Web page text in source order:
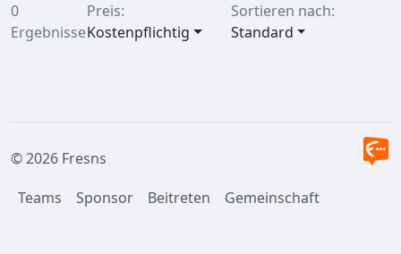
0
Ergebnisse
Preis:
Kostenpflichtig
Sortieren nach:
Standard
© 2026 Fresns
Teams
Sponsor Beitreten Gemeinschaft